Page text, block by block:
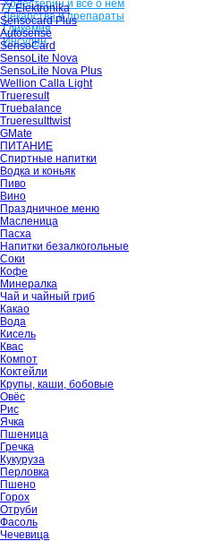
77 Elektronika
Sensocard Plus
Autosense
SensoCard
SensoLite Nova
SensoLite Nova Plus
Wellion Calla Light
Trueresult
Truebalance
Trueresulttwist
GMate
ПИТАНИЕ
Спиртные напитки
Водка и коньяк
Пиво
Вино
Праздничное меню
Масленица
Пасха
Напитки безалкогольные
Соки
Кофе
Минералка
Чай и чайный гриб
Какао
Вода
Кисель
Квас
Компот
Коктейли
Крупы, каши, бобовые
Овёс
Рис
Ячка
Пшеница
Гречка
Кукуруза
Перловка
Пшено
Горох
Отруби
Фасоль
Чечевица
Холестерин и всё о нём
Лекарства и препараты
Гликемия
Инсулин